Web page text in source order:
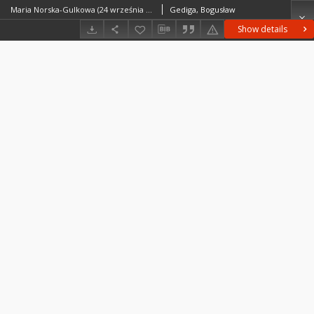
Show details
Maria Norska-Gulkowa (24 września 1930 - 23 marca 2007) Gediga, Bogusław